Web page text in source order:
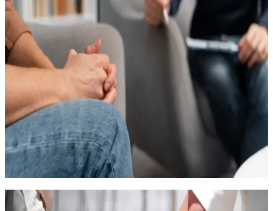
Программа относится к циклу программ повышения
квалификации по понимающей психотерапии, разработанном
на факультете «Консультативная и клиническая психология».
Хорошо овладев материалом программы, слушатель может
приступить к ведению психотерапевтических консультаций в
простых случаях со взрослыми клиентами, при условии
систематической супервизорской поддержки со стороны
60 часов
17.09.2026
Очный
22 000 ₽
Клиническая психология